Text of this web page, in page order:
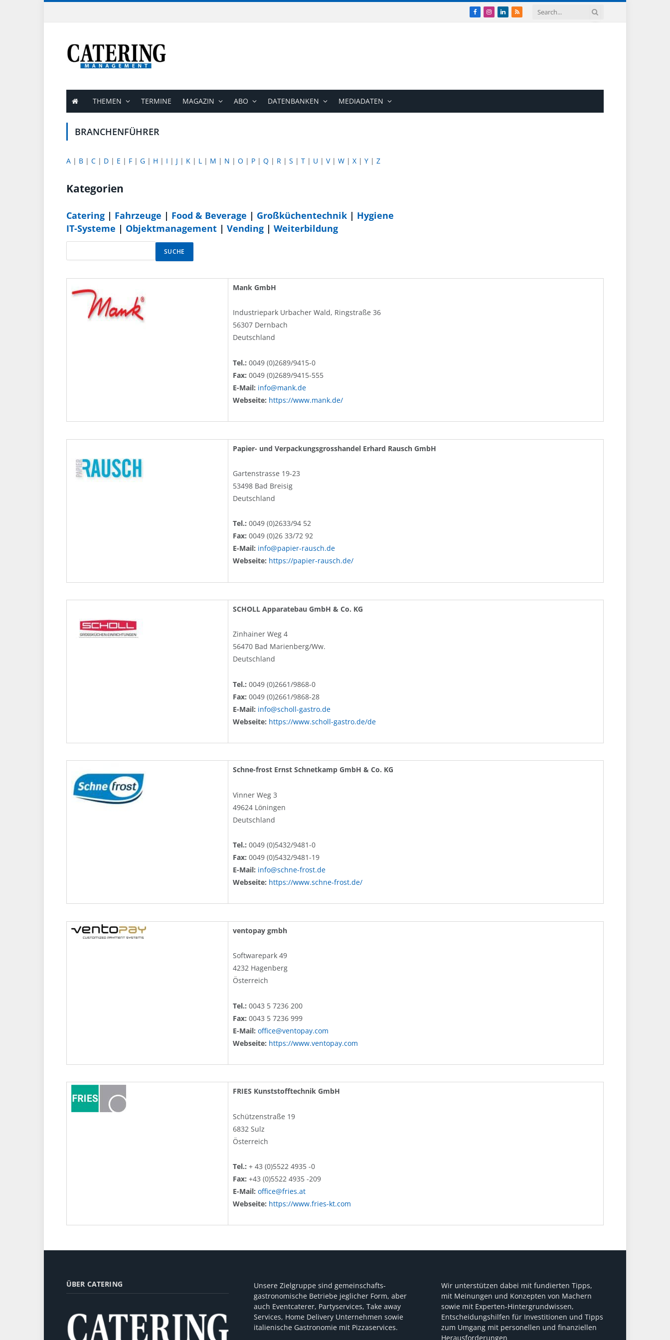
Facebook
Instagram
LinkedIn
RSS
THEMEN TERMINE MAGAZIN ABO DATENBANKEN MEDIADATEN
BRANCHENFÜHRER
A | B | C | D | E | F | G | H | I | J | K | L | M | N | O | P | Q | R | S | T | U | V| W | X | Y | Z
Kategorien
Catering | Fahrzeuge | Food & Beverage | Großküchentechnik | Hygiene
IT-Systeme | Objektmanagement | Vending | Weiterbildung
Mank GmbH
Industriepark Urbacher Wald, Ringstraße 36
56307 Dernbach
Deutschland
Tel.: 0049 (0)2689/9415-0
Fax: 0049 (0)2689/9415-555
E-Mail: info@mank.de
Webseite: https://www.mank.de/
Papier- und Verpackungsgrosshandel Erhard Rausch GmbH
Gartenstrasse 19-23
53498 Bad Breisig
Deutschland
Tel.: 0049 (0)2633/94 52
Fax: 0049 (0)26 33/72 92
E-Mail: info@papier-rausch.de
Webseite: https://papier-rausch.de/
SCHOLL Apparatebau GmbH & Co. KG
Zinhainer Weg 4
56470 Bad Marienberg/Ww.
Deutschland
Tel.: 0049 (0)2661/9868-0
Fax: 0049 (0)2661/9868-28
E-Mail: info@scholl-gastro.de
Webseite: https://www.scholl-gastro.de/de
Schne-frost Ernst Schnetkamp GmbH & Co. KG
Vinner Weg 3
49624 Löningen
Deutschland
Tel.: 0049 (0)5432/9481-0
Fax: 0049 (0)5432/9481-19
E-Mail: info@schne-frost.de
Webseite: https://www.schne-frost.de/
ventopay gmbh
Softwarepark 49
4232 Hagenberg
Österreich
Tel.: 0043 5 7236 200
Fax: 0043 5 7236 999
E-Mail: office@ventopay.com
Webseite: https://www.ventopay.com
FRIES Kunststofftechnik GmbH
Schützenstraße 19
6832 Sulz
Österreich
Tel.: + 43 (0)5522 4935 -0
Fax: +43 (0)5522 4935 -209
E-Mail: office@fries.at
Webseite: https://www.fries-kt.com
ÜBER CATERING
Unsere Zielgruppe sind gemeinschafts-
gastronomische Betriebe jeglicher Form, aber
auch Eventcaterer, Partyservices, Take away
Services, Home Delivery Unternehmen sowie
italienische Gastronomie mit Pizzaservices.
Wir unterstützen dabei mit fundierten Tipps,
mit Meinungen und Konzepten von Machern
sowie mit Experten-Hintergrundwissen,
Entscheidungshilfen für Investitionen und Tipps
zum Umgang mit personellen und finanziellen
Herausforderungen